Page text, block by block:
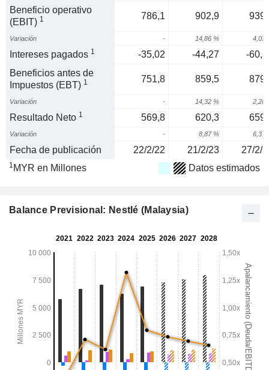
Beneficio operativo
(EBIT) 1 786,1 902,9
Variación - 14,86 % 4,03
Intereses pagados 1 -35,02 -44,27
-
Beneficios antes de
Impuestos (EBT) 1 751,8 859,5
Variación - 14,32 % 2,28
Resultado Neto 1 569,8 620,3
Variación - 8,87 % 6,37
Fecha de publicación 22/2/22 21/2/23 27/2/
1 MYR en Millones Datos estimados
Balance Previsional: Nestlé (Malaysia)